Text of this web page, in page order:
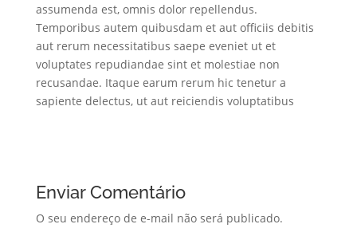
assumenda est, omnis dolor repellendus.
Temporibus autem quibusdam et aut officiis debitis
aut rerum necessitatibus saepe eveniet ut et
voluptates repudiandae sint et molestiae non
recusandae. Itaque earum rerum hic tenetur a
sapiente delectus, ut aut reiciendis voluptatibus
Enviar Comentário
O seu endereço de e-mail não será publicado.